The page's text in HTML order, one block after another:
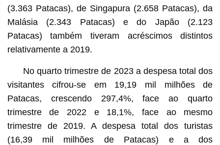
(3.363 Patacas), de Singapura (2.658 Patacas), da
Malásia (2.343 Patacas) e do Japão (2.123
Patacas) também tiveram acréscimos distintos
relativamente a 2019.
No quarto trimestre de 2023 a despesa total dos
visitantes cifrou-se em 19,19 mil milhões de
Patacas, crescendo 297,4%, face ao quarto
trimestre de 2022 e 18,1%, face ao mesmo
trimestre de 2019. A despesa total dos turistas
(16,39 mil milhões de Patacas) e a dos